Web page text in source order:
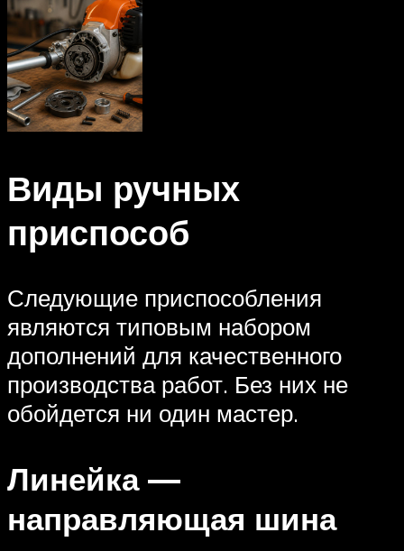
Виды ручных
приспособ
Следующие приспособления
являются типовым набором
дополнений для качественного
производства работ. Без них не
обойдется ни один мастер.
Линейка —
направляющая шина